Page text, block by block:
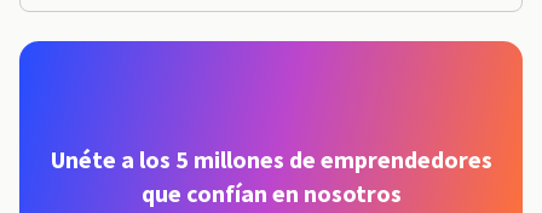
Unéte a los 5 millones de emprendedores
que confían en nosotros